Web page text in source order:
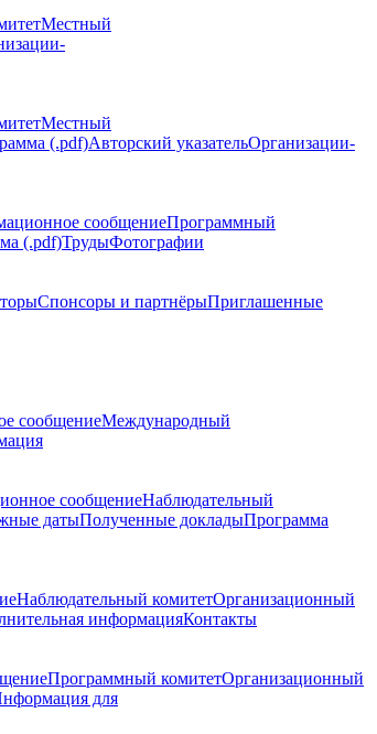
Местный
Местный
(.pdf)Авторский указательОрганизации-
сообщениеПрограммный
(.pdf)ТрудыФотографии
Спонсоры и партнёрыПриглашенные
сообщениеМеждународный
сообщениеНаблюдательный
датыПолученные докладыПрограмма
Наблюдательный комитетОрганизационный
информацияКонтакты
Программный комитетОрганизационный
для